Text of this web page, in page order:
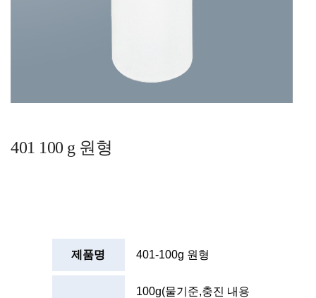
401 100 g 원형
제품명 401-100g 원형
100g(물기준,충진 내용